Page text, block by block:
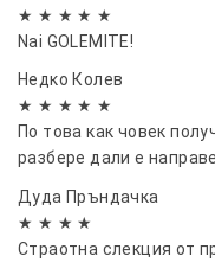
★ ★ ★ ★ ★
Nai GOLEMITE!
Недко Колев
★ ★ ★ ★ ★
По това как човек
разбере дали е
правите клиентите
Дуда Пръндачка
★ ★ ★ ★
Страотна слекция от